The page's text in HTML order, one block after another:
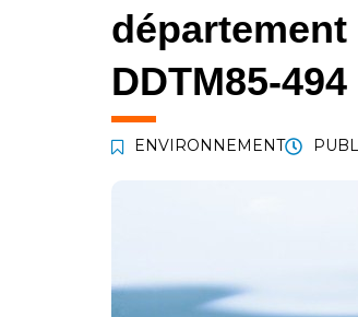
département
DDTM85-
ENVIRONNEMENT